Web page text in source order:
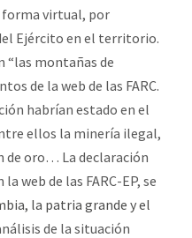
forma virtual, por
Ejército en el territorio.
“las montañas de
de la web de las FARC.
habrían estado en el
ellos la minería ilegal,
de oro… La declaración
web de las FARC-EP, se
la patria grande y el
de la situación